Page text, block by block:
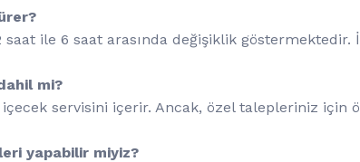
ile 6 saat arasında değişiklik göstermektedir.
mi?
içecek servisini içerir. Ancak, özel talepleriniz için
yapabilir miyiz?